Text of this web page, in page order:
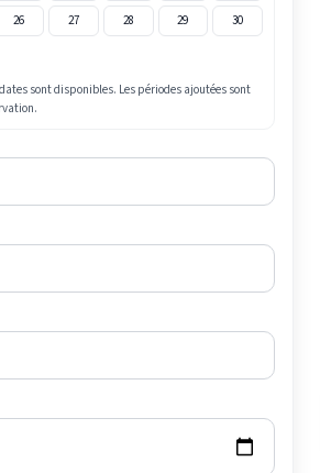
26 27 28 29 30
sont disponibles. Les périodes ajoutées sont